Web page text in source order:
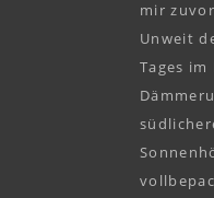
mir
Unweit
Tages